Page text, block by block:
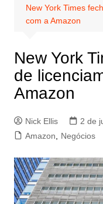
New York Times
com a Amazon
New York
de
Amazon
Nick Ellis 2 de
Amazon, Negócios